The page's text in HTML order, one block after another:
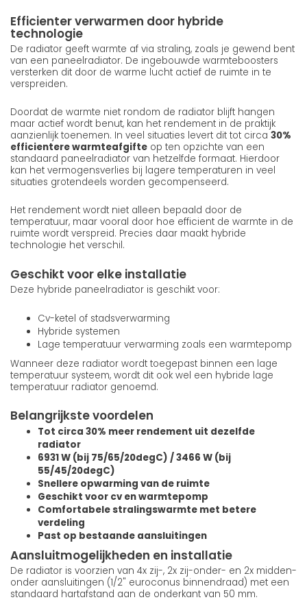
Efficienter verwarmen door hybride
technologie
De radiator geeft warmte af via straling, zoals je gewend bent
van een paneelradiator. De ingebouwde warmteboosters
versterken dit door de warme lucht actief de ruimte in te
verspreiden.
Doordat de warmte niet rondom de radiator blijft hangen
maar actief wordt benut, kan het rendement in de praktijk
aanzienlijk toenemen. In veel situaties levert dit tot circa 30%
efficientere warmteafgifte op ten opzichte van een
standaard paneelradiator van hetzelfde formaat. Hierdoor
kan het vermogensverlies bij lagere temperaturen in veel
situaties grotendeels worden gecompenseerd.
Het rendement wordt niet alleen bepaald door de
temperatuur, maar vooral door hoe efficient de warmte in de
ruimte wordt verspreid. Precies daar maakt hybride
technologie het verschil.
Geschikt voor elke installatie
Deze hybride paneelradiator is geschikt voor:
Cv-ketel of stadsverwarming
Hybride systemen
Lage temperatuur verwarming zoals een warmtepomp
Wanneer deze radiator wordt toegepast binnen een lage
temperatuur systeem, wordt dit ook wel een hybride lage
temperatuur radiator genoemd.
Belangrijkste voordelen
Tot circa 30% meer rendement uit dezelfde
radiator
6931 W (bij 75/65/20degC) / 3466 W (bij
55/45/20degC)
Snellere opwarming van de ruimte
Geschikt voor cv en warmtepomp
Comfortabele stralingswarmte met betere
verdeling
Past op bestaande aansluitingen
Aansluitmogelijkheden en installatie
De radiator is voorzien van 4x zij-, 2x zij-onder- en 2x midden-
onder aansluitingen (1/2" euroconus binnendraad) met een
standaard hartafstand aan de onderkant van 50 mm.